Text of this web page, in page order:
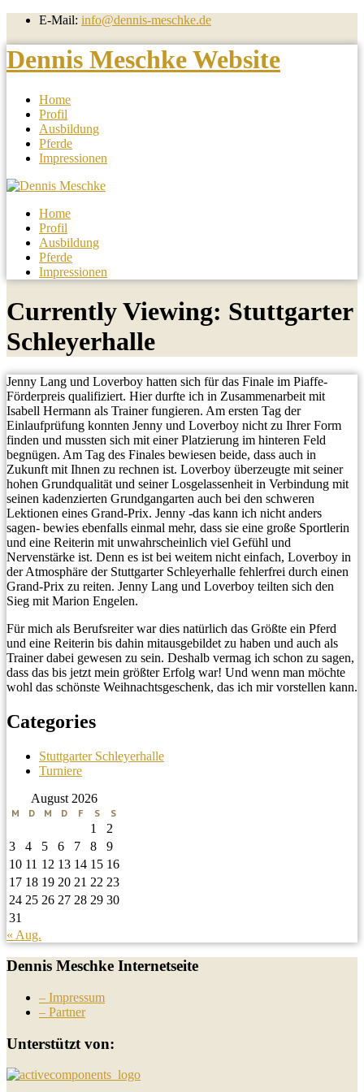
E-Mail: info@dennis-meschke.de
Dennis Meschke Website
Home
Profil
Ausbildung
Pferde
Impressionen
Home
Profil
Ausbildung
Pferde
Impressionen
Currently Viewing: Stuttgarter
Schleyerhalle
Jenny Lang und Loverboy hatten sich für das Finale im Piaffe-
Förderpreis qualifiziert. Hier durfte ich in Zusammenarbeit mit
Isabell Hermann als Trainer fungieren. Am ersten Tag der
Einlaufprüfung konnten Jenny und Loverboy nicht zu Ihrer Form
finden und mussten sich mit einer Platzierung im hinteren Feld
begnügen. Am Tag des Finales bewiesen beide, dass auch in
Zukunft mit Ihnen zu rechnen ist. Loverboy überzeugte mit seiner
hohen Grundqualität und seiner Losgelassenheit in Verbindung mit
seinen kadenzierten Grundgangarten auch bei den schweren
Lektionen eines Grand-Prix. Jenny -das kann ich nicht anders
sagen- bewies ebenfalls einmal mehr, dass sie eine große Sportlerin
und eine Reiterin mit unwahrscheinlich viel Gefühl und
Nervenstärke ist. Denn es ist bei weitem nicht einfach, Loverboy in
der Atmosphäre der Stuttgarter Schleyerhalle fehlerfrei durch einen
Grand-Prix zu reiten. Jenny Lang und Loverboy teilten sich den
Sieg mit Marion Engelen.
Für mich als Berufsreiter war dies natürlich das Größte ein Pferd
und eine Reiterin bis dahin mitausgebildet zu haben und auch als
Trainer dabei gewesen zu sein. Deshalb vermag ich schon zu sagen,
dass das bis jetzt mein größter Erfolg war! Und wenn man möchte
wohl das schönste Weihnachtsgeschenk, das ich mir vorstellen kann.
Categories
Stuttgarter Schleyerhalle
Turniere
August 2026
M D M D F S S
1
2
3
4 5 6 7 8
9
10 11 12 13 14 15 16
17 18 19 20 21 22 23
24 25 26 27 28 29 30
31
« Aug.
Dennis Meschke Internetseite
– Impressum
– Partner
Unterstützt von: